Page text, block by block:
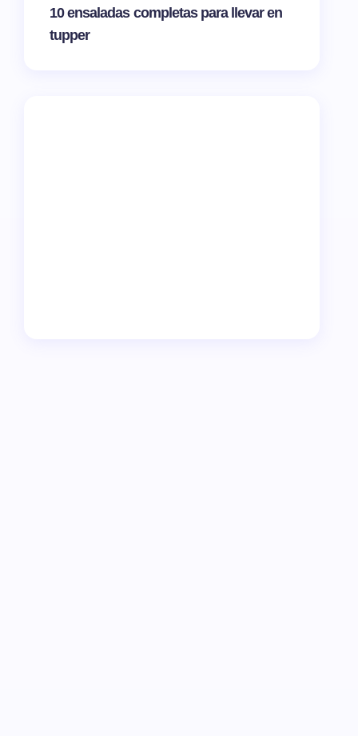
10 ensaladas completas para llevar en
tupper